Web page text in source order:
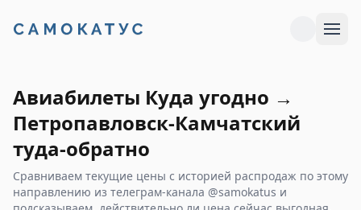
Авиабилеты Куда угодно →
Петропавловск-Камчатский
туда-обратно
Сравниваем текущие цены с историей распродаж по этому
направлению из телеграм-канала @samokatus и